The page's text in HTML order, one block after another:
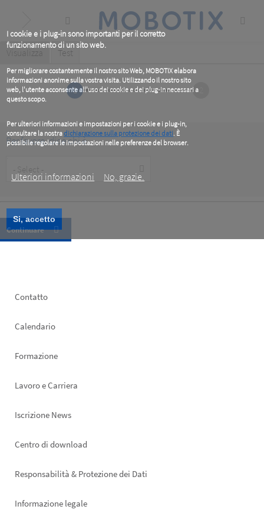
I cookie e i plug-in sono importanti per il corretto
funzionamento di un sito web.
Per migliorare costantemente il nostro sito Web, MOBOTIX elabora
informazioni anonime sulla vostra visita. Utilizzando il nostro sito
web, l'utente acconsente all'uso dei cookie e dei plug-in necessari a
questo scopo.
Per ulteriori informazioni e impostazioni per i cookie e i plug-in,
consultare la nostradichiarazione sulla protezione dei dati. È
possibile regolare le impostazioni nelle preferenze del browser.
Ulteriori informazioni
No, grazie.
Si, accetto
content
Primary
tabs
Visualizza (active
Test
1
Per favore, dice chi è
Type
Footer
Contatto
Calendario
Formazione
Lavoro e Carriera
Iscrizione News
Footer
Centro di download
Responsabilità & Protezione dei Dati
Informazione legale